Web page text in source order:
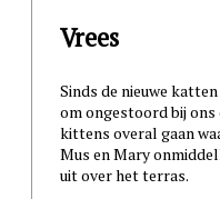
Vrees
Sinds de nieuwe
om ongestoord bij
kittens overal gaan
Mus en Mary
uit over het terras.